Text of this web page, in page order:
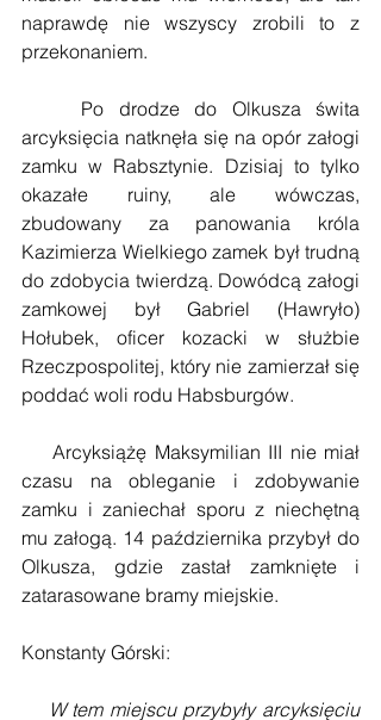
naprawdę nie wszyscy zrobili to z
przekonaniem.
arcyksięcia natknęła się na opór załogi
zamku w Rabsztynie. Dzisiaj to tylko
okazałe ruiny, ale wówczas,
zbudowany za panowania króla
Kazimierza Wielkiego zamek był trudną
do zdobycia twierdzą. Dowódcą załogi
zamkowej był Gabriel (Hawryło)
Hołubek, oficer kozacki w służbie
Rzeczpospolitej, który nie zamierzał się
poddać woli rodu Habsburgów.
czasu na obleganie i zdobywanie
zamku i zaniechał sporu z niechętną
mu załogą. 14 października przybył do
Olkusza, gdzie zastał zamknięte i
zatarasowane bramy miejskie.
Konstanty Górski:
W tem miejscu przybyły arcyksięciu